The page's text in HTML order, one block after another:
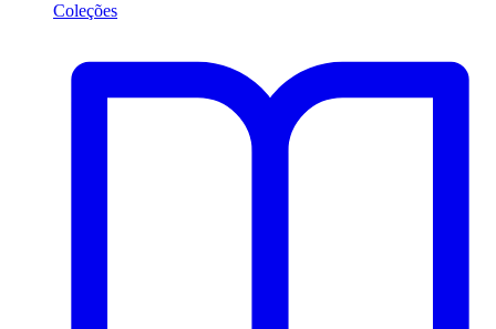
Coleções